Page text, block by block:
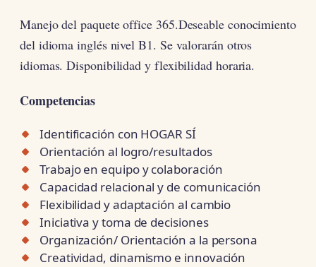
Manejo del paquete office 365.Deseable conocimiento
del idioma inglés nivel B1. Se valorarán otros
idiomas. Disponibilidad y flexibilidad horaria.
Competencias
Identificación con HOGAR SÍ
Orientación al logro/resultados
Trabajo en equipo y colaboración
Capacidad relacional y de comunicación
Flexibilidad y adaptación al cambio
Iniciativa y toma de decisiones
Organización/ Orientación a la persona
Creatividad, dinamismo e innovación